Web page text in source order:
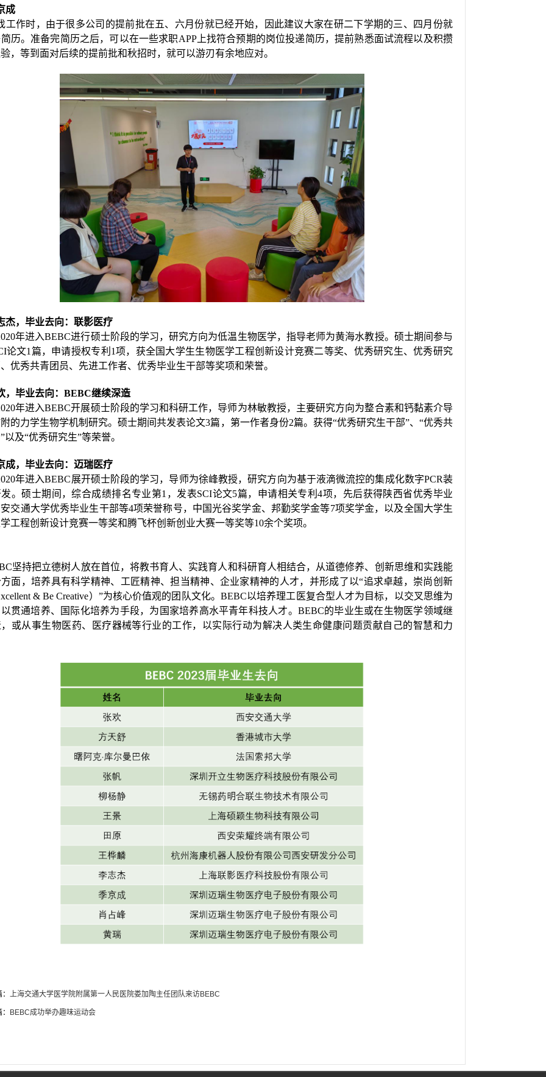
成
工作时，由于很多公司的提前批在五、六月份就已经开始，因此建议大家在研二下学期的三、四月份就
历。准备完简历之后，可以在一些求职APP上找符合预期的岗位投递简历，提前熟悉面试流程以及积攒
，等到面对后续的提前批和秋招时，就可以游刃有余地应对。
杰，毕业去向：联影医疗
年进入BEBC进行硕士阶段的学习，研究方向为低温生物医学，指导老师为黄海水教授。硕士期间参与
论文1篇，申请授权专利1项，获全国大学生生物医学工程创新设计竞赛二等奖、优秀研究生、优秀研究
优秀共青团员、先进工作者、优秀毕业生干部等奖项和荣誉。
，毕业去向：BEBC继续深造
年进入BEBC开展硕士阶段的学习和科研工作，导师为林敏教授，主要研究方向为整合素和钙黏素介导
的力学生物学机制研究。硕士期间共发表论文3篇，第一作者身份2篇。获得“优秀研究生干部”、“优秀共
以及“优秀研究生”等荣誉。
成，毕业去向：迈瑞医疗
年进入BEBC展开硕士阶段的学习，导师为徐峰教授，研究方向为基于液滴微流控的集成化数字PCR装
。硕士期间，综合成绩排名专业第1，发表SCI论文5篇，申请相关专利4项，先后获得陕西省优秀毕业
交通大学优秀毕业生干部等4项荣誉称号，中国光谷奖学金、邦勤奖学金等7项奖学金，以及全国大学生
工程创新设计竞赛一等奖和腾飞杯创新创业大赛一等奖等10余个奖项。
坚持把立德树人放在首位，将教书育人、实践育人和科研育人相结合，从道德修养、创新思维和实践能
面，培养具有科学精神、工匠精神、担当精神、企业家精神的人才，并形成了以“追求卓越，崇尚创新
& Be Creative）”为核心价值观的团队文化。BEBC以培养理工医复合型人才为目标，以交叉思维为
贯通培养、国际化培养为手段，为国家培养高水平青年科技人才。BEBC的毕业生或在生物医学领域继
或从事生物医药、医疗器械等行业的工作，以实际行动为解决人类生命健康问题贡献自己的智慧和力
上海交通大学医学院附属第一人民医院娄加陶主任团队来访BEBC
BEBC成功举办趣味运动会